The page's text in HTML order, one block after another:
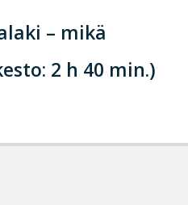
– mikä
2 h 40 min.)